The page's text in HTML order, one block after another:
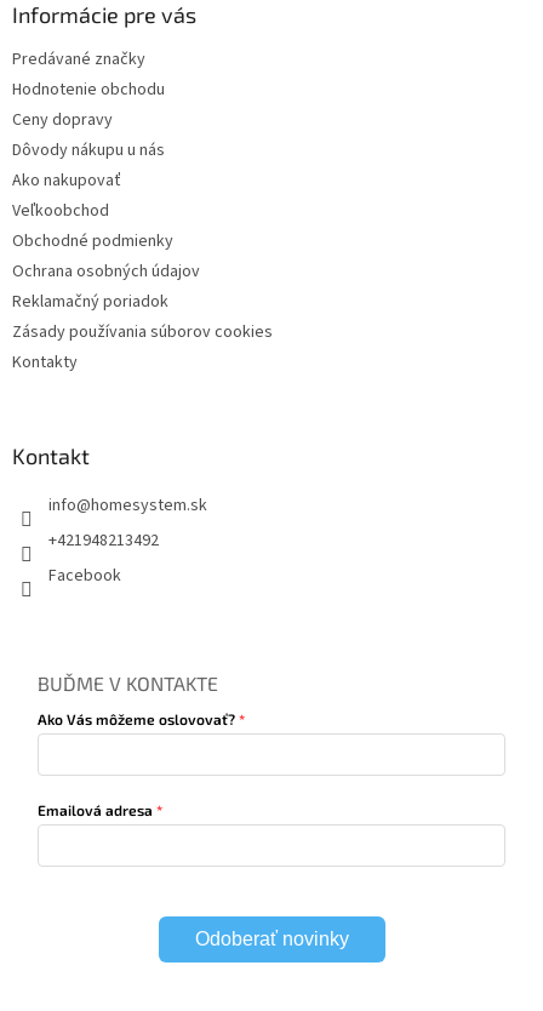
Informácie pre vás
Predávané značky
Hodnotenie obchodu
Ceny dopravy
Dôvody nákupu u nás
Ako nakupovať
Veľkoobchod
Obchodné podmienky
Ochrana osobných údajov
Reklamačný poriadok
Zásady používania súborov cookies
Kontakty
Kontakt
info@homesystem.sk
+421948213492
Facebook
BUĎME V KONTAKTE
Ako Vás môžeme oslovovať?
Emailová adresa
Odoberať novinky